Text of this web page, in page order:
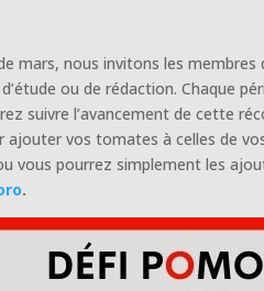
mars, nous invitons les
ou de rédaction. Chaque
suivre l’avancement de cette
ajouter vos tomates à celles de
vous pourrez simplement les
.